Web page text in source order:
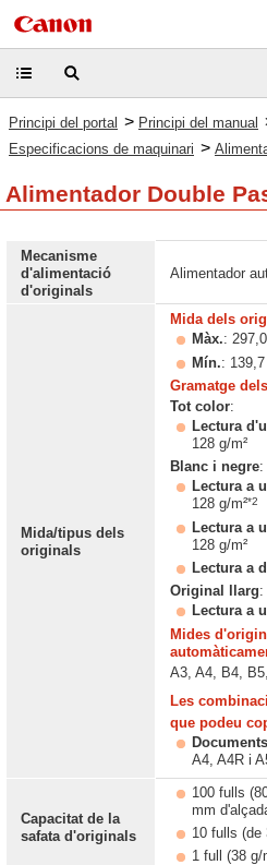
Principi del portal > Principi del manual
Especificacions de maquinari >
Alimentador Double
Mecanisme
d'alimentació
d'originals
Alimentador
Mida/tipus dels
originals
Mida dels
Màx.:
Mín.:
Gramatge
Tot color:
Lectura
128 g/m²
Blanc i negre:
Lectura a
128 g/m²*2
Lectura a
128 g/m²
Lectura a
Original llarg:
Lectura a
Mides
A3, A4, B4,
Les
que podeu
A4, A4R i
Capacitat de la
safata d'originals
100 fulls
mm
10 fulls (de
1 full (38 g/